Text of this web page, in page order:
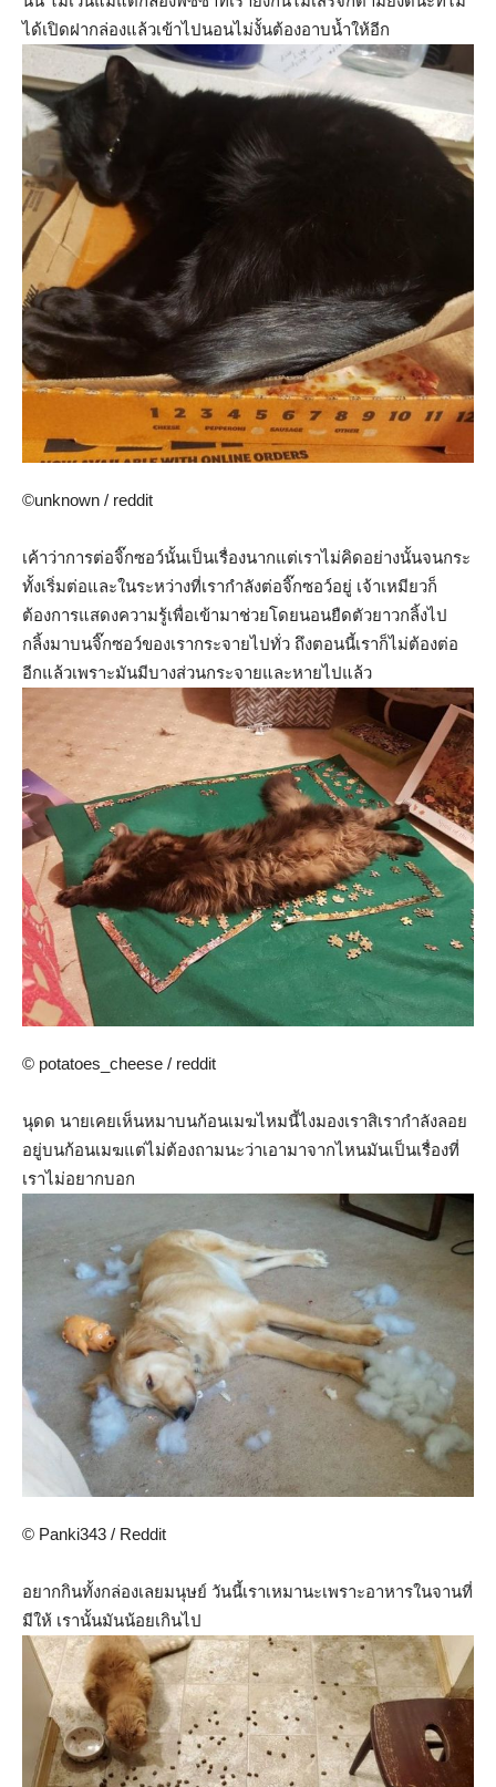
ได้เปิดฝากล่องแล้วเข้าไปนอนไม่งั้นต้องอาบน้ำให้อีก
©unknown / reddit
เค้าว่าการต่อจิ๊กซอว์นั้นเป็นเรื่องนากแต่เราไม่คิดอย่างนั้นจนกระ
ทั้งเริ่มต่อและในระหว่างที่เรากำลังต่อจิ๊กซอว์อยู่ เจ้าเหมียวก็
ต้องการแสดงความรู้เพื่อเข้ามาช่วยโดยนอนยืดตัวยาวกลิ้งไป
กลิ้งมาบนจิ๊กซอว์ของเรากระจายไปทั่ว ถึงตอนนี้เราก็ไม่ต้องต่อ
อีกแล้วเพราะมันมีบางส่วนกระจายและหายไปแล้ว
© potatoes_cheese / reddit
นุดด นายเคยเห็นหมาบนก้อนเมฆไหมนี้ไงมองเราสิเรากำลังลอย
อยู่บนก้อนเมฆแต่ไม่ต้องถามนะว่าเอามาจากไหนมันเป็นเรื่องที่
เราไม่อยากบอก
© Panki343 / Reddit
อยากกินทั้งกล่องเลยมนุษย์ วันนี้เราเหมานะเพราะอาหารในจานที่
มีให้ เรานั้นมันน้อยเกินไป